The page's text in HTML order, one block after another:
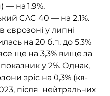
— на 1,9%,
CAC 40 — на 2,1%.
єврозоні у липні
на 20 б.п. до 5,3%
ще на 3,3% вище за
у 2%. Однак,
зріс на 0,3% (кв-
після  нейтральних